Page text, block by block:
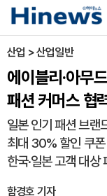
산업 > 산업일반
에이블리·아무
패션 커머스 협
일본 인기 패션 브랜
최대 30% 할인 쿠
한국·일본 고객 대상
함경호 기자